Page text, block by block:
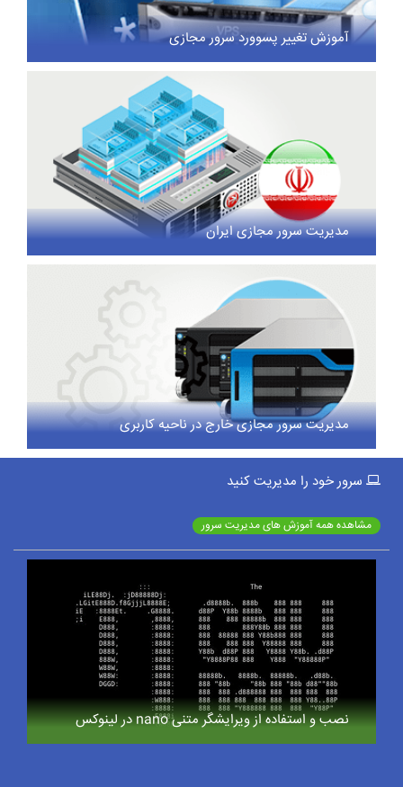
آموزش تغییر پسوورد سرور مجازی
مدیریت سرور مجازی ایران
مدیریت سرور مجازی خارج در ناحیه کاربری
سرور خود را مدیریت کنید
مشاهده همه آموزش های مدیریت سرور
نصب و استفاده از ویرایشگر متنی nano در لینوکس